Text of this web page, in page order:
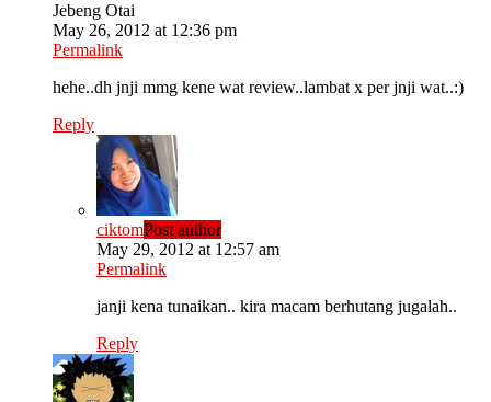
Jebeng Otai
May 26, 2012 at 12:36 pm
Permalink
hehe..dh jnji mmg kene wat review..lambat x per jnji wat..:)
Reply
ciktomPost author
May 29, 2012 at 12:57 am
Permalink
janji kena tunaikan.. kira macam berhutang jugalah..
Reply